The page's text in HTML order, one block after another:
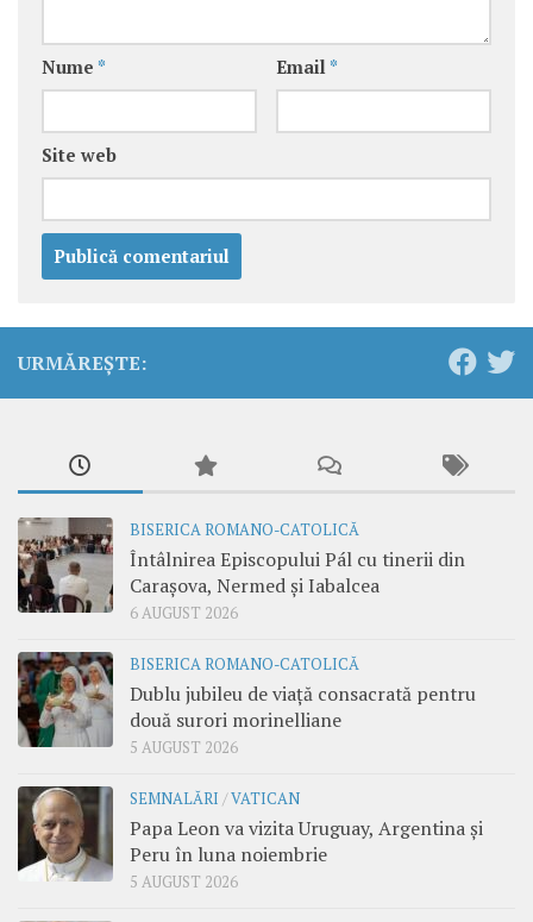
Nume * Email *
Site web
URMĂREȘTE:
BISERICA ROMANO-CATOLICĂ
Întâlnirea Episcopului Pál cu tinerii din
Carașova, Nermed și Iabalcea
6 AUGUST 2026
BISERICA ROMANO-CATOLICĂ
Dublu jubileu de viață consacrată pentru
două surori morinelliane
5 AUGUST 2026
SEMNALĂRI /VATICAN
Papa Leon va vizita Uruguay, Argentina și
Peru în luna noiembrie
5 AUGUST 2026